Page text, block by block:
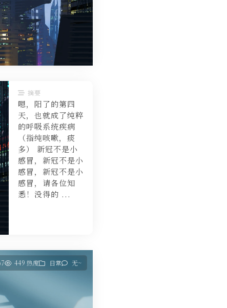
摘要
嗯，阳了的第四
天，也就成了纯粹
的呼吸系统疾病
（指纯咳嗽，痰
多） 新冠不是小
感冒，新冠不是小
感冒，新冠不是小
感冒，请各位知
悉！没得的 ...
449 热度 日常 无~